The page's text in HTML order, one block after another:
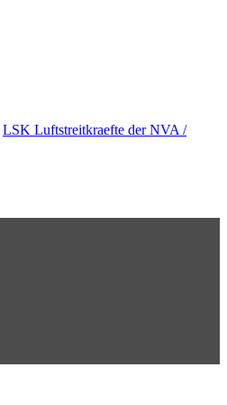
LSK Luftstreitkraefte der NVA /